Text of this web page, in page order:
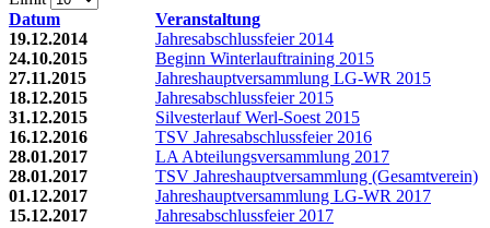
Datum
Veranstaltung
19.12.2014
Jahresabschlussfeier 2014
24.10.2015
Beginn Winterlauftraining 2015
27.11.2015
Jahreshauptversammlung LG-WR 2015
18.12.2015
Jahresabschlussfeier 2015
31.12.2015
Silvesterlauf Werl-Soest 2015
16.12.2016
TSV Jahresabschlussfeier 2016
28.01.2017
LA Abteilungsversammlung 2017
28.01.2017
TSV Jahreshauptversammlung (Gesamtverein)
01.12.2017
Jahreshauptversammlung LG-WR 2017
15.12.2017
Jahresabschlussfeier 2017